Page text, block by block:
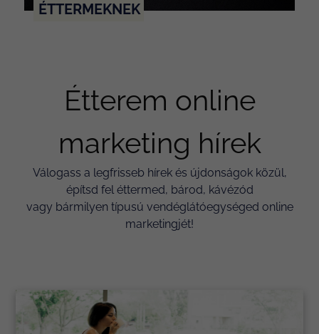
ÉTTERMEKNEK
Étterem online
marketing hírek
Válogass a legfrisseb hírek és újdonságok közül,
építsd fel éttermed, bárod, kávézód
vagy bármilyen típusú vendéglátóegységed online
marketingjét!